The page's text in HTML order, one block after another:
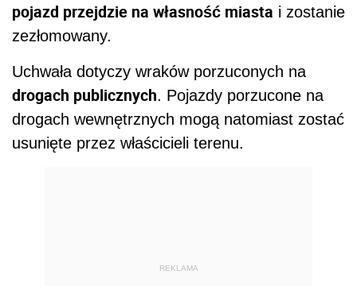
pojazd przejdzie na własność miasta i zostanie
zezłomowany.
Uchwała dotyczy wraków porzuconych na
drogach publicznych. Pojazdy porzucone na
drogach wewnętrznych mogą natomiast zostać
usunięte przez właścicieli terenu.
REKLAMA